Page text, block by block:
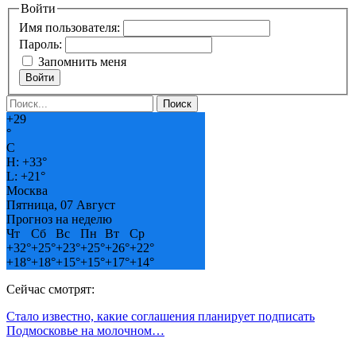
Войти
Имя пользователя:
Пароль:
Запомнить меня
Войти
+29
°
C
H: +33°
L: +21°
Москва
Пятница, 07 Август
Прогноз на неделю
Чт
Сб Вс Пн Вт
Ср
+32°+25°+23°+25°+26°+22°
+18°+18°+15°+15°+17°+14°
Сейчас смотрят:
Стало известно, какие соглашения планирует подписать
Подмосковье на молочном…